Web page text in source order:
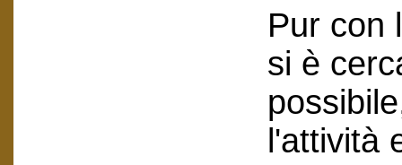
Pur con
si è
l'attività